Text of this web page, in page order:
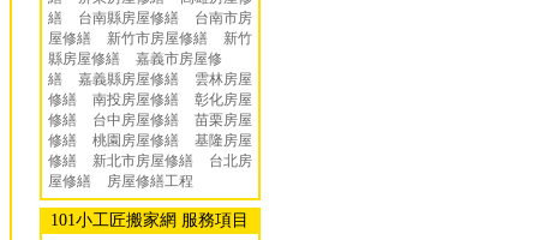
繕
台南縣房屋修繕
台南市房
屋修繕
新竹市房屋修繕
新竹
縣房屋修繕
嘉義市房屋修
繕
嘉義縣房屋修繕
雲林房屋
修繕
南投房屋修繕
彰化房屋
修繕
台中房屋修繕
苗栗房屋
修繕
桃園房屋修繕
基隆房屋
修繕
新北市房屋修繕
台北房
屋修繕
房屋修繕工程
101小工匠搬家網 服務項目